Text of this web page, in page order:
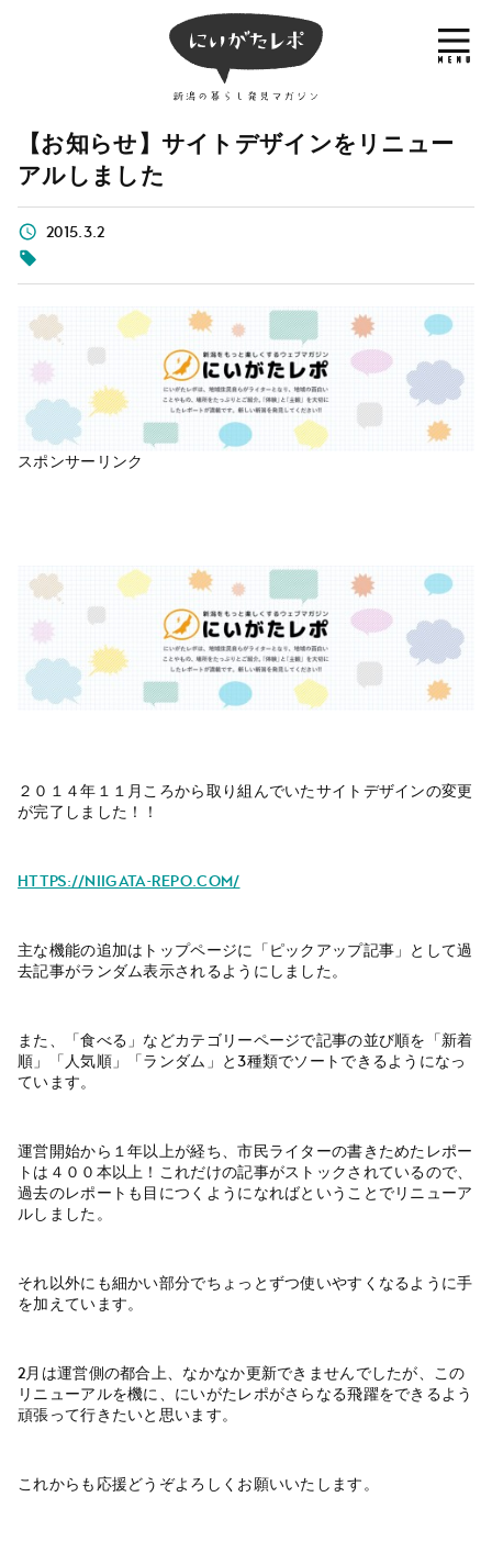
【お知らせ】サイトデザインをリニュー
アルしました
2015.3.2
スポンサーリンク
２０１４年１１月ころから取り組んでいたサイトデザインの変更
が完了しました！！
https://niigata-repo.com/
主な機能の追加はトップページに「ピックアップ記事」として過
去記事がランダム表示されるようにしました。
また、「食べる」などカテゴリーページで記事の並び順を「新着
順」「人気順」「ランダム」と3種類でソートできるようになっ
ています。
運営開始から１年以上が経ち、市民ライターの書きためたレポー
トは４００本以上！これだけの記事がストックされているので、
過去のレポートも目につくようになればということでリニューア
ルしました。
それ以外にも細かい部分でちょっとずつ使いやすくなるように手
を加えています。
2月は運営側の都合上、なかなか更新できませんでしたが、この
リニューアルを機に、にいがたレポがさらなる飛躍をできるよう
頑張って行きたいと思います。
これからも応援どうぞよろしくお願いいたします。